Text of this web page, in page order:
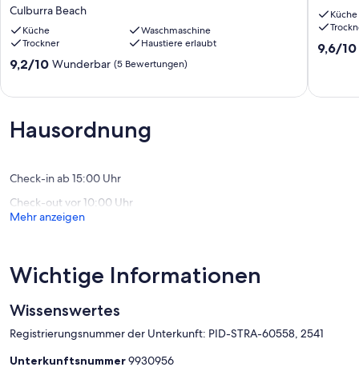
Pet
Friendly
-
4
Mins
Culburra
Culburra Beach
Küche
Waschmaschine
Trockner
Haustiere erlaubt
9.2
(5
Bewertungen)
9,2/10 Wunderbar (5 Bewertungen)
Callala
Strand
Callala
Küche
9.6
9,6/10
Hausordnung
Check-in ab 15:00 Uhr
Check-out vor 10:00 Uhr
Mehr anzeigen
Wichtige Informationen
Wissenswertes
Registrierungsnummer der Unterkunft: PID-STRA-60558, 2541
Unterkunftsnummer9930956